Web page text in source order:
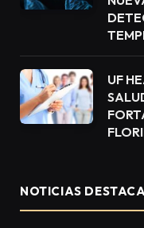
UF
NOTICIAS